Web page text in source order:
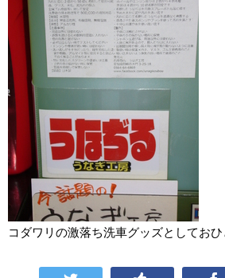
コダワリの激落ち洗車グッズとしておひ